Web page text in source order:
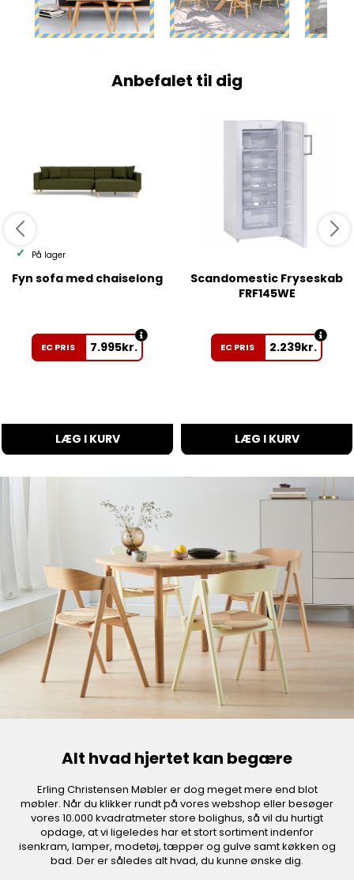
Anbefalet til dig
På lager
Fyn sofa med chaiselong
EC PRIS 7.995kr.
LÆG I KURV
Scandomestic Fryseskab
FRF145WE
EC PRIS 2.239kr.
LÆG I KURV
Alt hvad hjertet kan begære
Erling Christensen Møbler er dog meget mere end blot
møbler. Når du klikker rundt på vores webshop eller besøger
vores 10.000 kvadratmeter store bolighus, så vil du hurtigt
opdage, at vi ligeledes har et stort sortiment indenfor
isenkram, lamper, modetøj, tæpper og gulve samt køkken og
bad. Der er således alt hvad, du kunne ønske dig.